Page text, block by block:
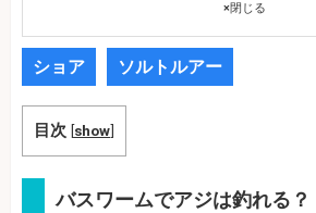
×閉じる
ショア ソルトルアー
目次 [show]
バスワームでアジは釣れる？